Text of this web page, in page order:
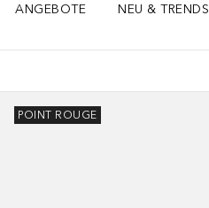
ANGEBOTE
NEU & TRENDS
POINT ROUGE